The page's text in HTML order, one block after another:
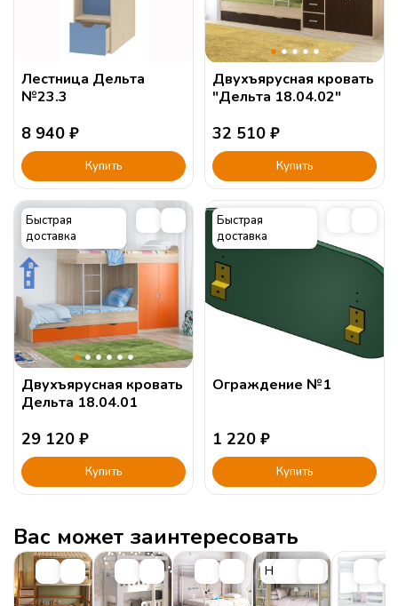
Лестница Дельта
№23.3
8 940 ₽
Купить
Двухъярусная кровать
"Дельта 18.04.02"
32 510 ₽
Купить
Быстрая
доставка
Двухъярусная кровать
Дельта 18.04.01
29 120 ₽
Купить
Быстрая
доставка
Ограждение №1
1 220 ₽
Купить
Вас может заинтересовать
НОВИНКА